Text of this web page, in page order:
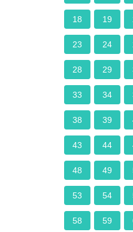
18 19
23 24
28 29
33 34
38 39
43 44
48 49
53 54
58 59